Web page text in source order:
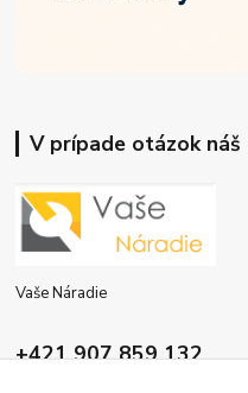
V prípade otázok
Vaše Náradie
+421 907 859 132